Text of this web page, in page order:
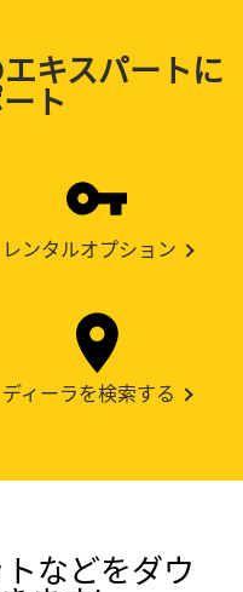
キスパートに
ト
レンタルオプション
ディーラを検索する
などをダウ